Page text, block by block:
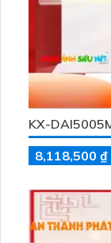
KX-
8,118,500 ₫